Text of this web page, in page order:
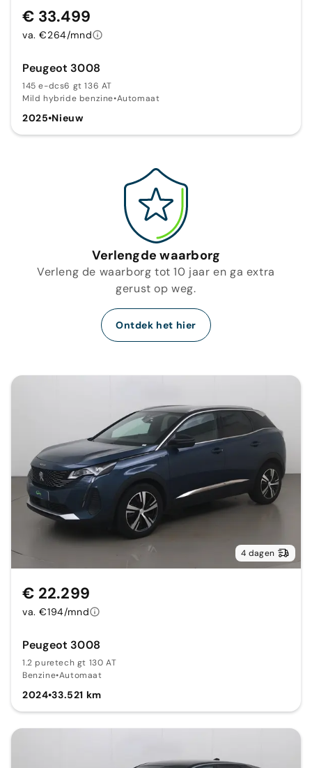
Peugeot 3008
145 e-dcs6 gt 136 AT
Mild hybride benzine•Automaat
2025•Nieuw
€ 33.499
va. €264/mnd
Verlengde waarborg
Verleng de waarborg tot 10 jaar en ga extra
gerust op weg.
Ontdek het hier
4 dagen
Peugeot 3008
1.2 puretech gt 130 AT
Benzine•Automaat
2024•33.521 km
€ 22.299
va. €194/mnd